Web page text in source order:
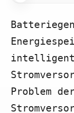
Problem